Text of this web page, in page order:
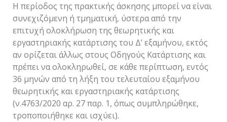
Η περίοδος της πρακτικής άσκησης μπορεί να είναι
συνεχιζόμενη ή τμηματική, ύστερα από την
επιτυχή ολοκλήρωση της θεωρητικής και
εργαστηριακής κατάρτισης του Δ’ εξαμήνου, εκτός
αν ορίζεται άλλως στους Οδηγούς Κατάρτισης και
πρέπει να ολοκληρωθεί, σε κάθε περίπτωση, εντός
36 μηνών από τη λήξη του τελευταίου εξαμήνου
θεωρητικής και εργαστηριακής κατάρτισης
(ν.4763/2020 αρ. 27 παρ. 1, όπως συμπληρώθηκε,
τροποποιήθηκε και ισχύει).